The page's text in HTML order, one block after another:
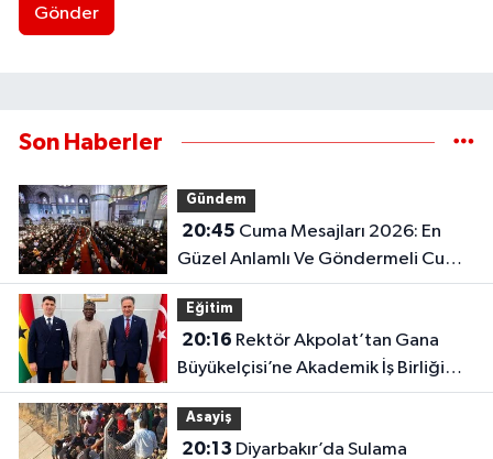
Gönder
Son Haberler
Gündem
20:45
Güzel Anlamlı Ve Göndermeli Cuma
Sözleri..
Eğitim
20:16
Büyükelçisi’ne Akademik İş Birliği
Ziyareti!
Asayiş
20:13